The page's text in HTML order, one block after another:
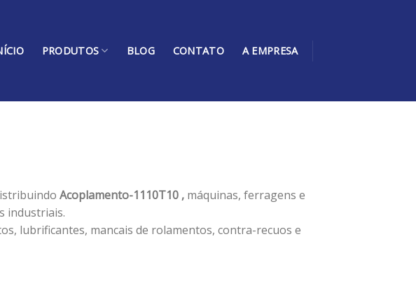
PRODUTOS BLOG CONTATO A EMPRESA
Acoplamento-1110T10 , máquinas, ferragens e
industriais.
lubrificantes, mancais de rolamentos, contra-recuos e